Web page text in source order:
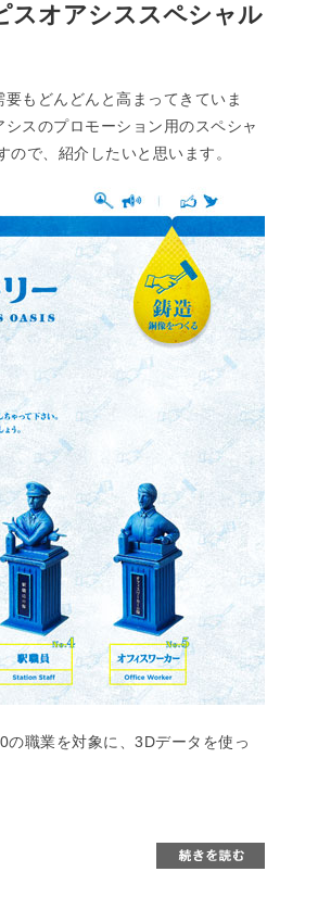
スオアシススペシャル
もどんどんと高まってきていま
スのプロモーション用のスペシャ
で、紹介したいと思います。
の職業を対象に、3Dデータを使っ